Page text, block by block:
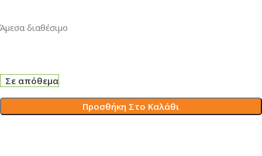
Άμεσα διαθέσιμο
Σε απόθεμα
Προσθήκη Στο Καλάθι